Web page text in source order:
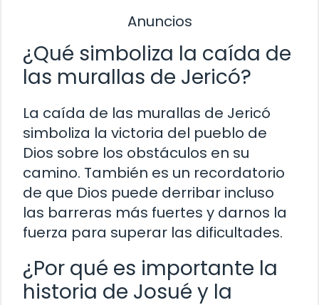
Anuncios
¿Qué simboliza la caída de
las murallas de Jericó?
La caída de las murallas de Jericó
simboliza la victoria del pueblo de
Dios sobre los obstáculos en su
camino. También es un recordatorio
de que Dios puede derribar incluso
las barreras más fuertes y darnos la
fuerza para superar las dificultades.
¿Por qué es importante la
historia de Josué y la